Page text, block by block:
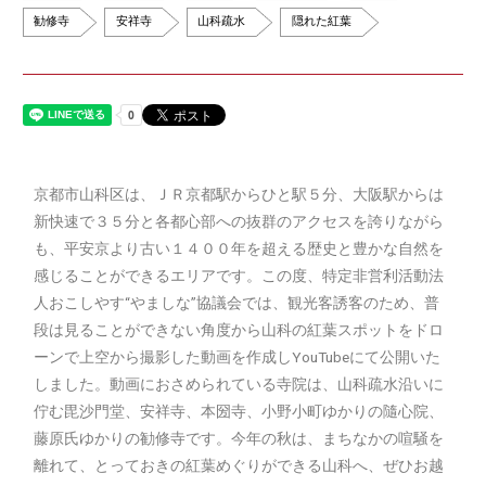
勧修寺 安祥寺 山科疏水 隠れた紅葉
京都市山科区は、ＪＲ京都駅からひと駅５分、大阪駅からは
新快速で３５分と各都心部への抜群のアクセスを誇りながら
も、平安京より古い１４００年を超える歴史と豊かな自然を
感じることができるエリアです。この度、特定非営利活動法
人おこしやす“やましな”協議会では、観光客誘客のため、普
段は見ることができない角度から山科の紅葉スポットをドロ
ーンで上空から撮影した動画を作成しYouTubeにて公開いた
しました。動画におさめられている寺院は、山科疏水沿いに
佇む毘沙門堂、安祥寺、本圀寺、小野小町ゆかりの隨心院、
藤原氏ゆかりの勧修寺です。今年の秋は、まちなかの喧騒を
離れて、とっておきの紅葉めぐりができる山科へ、ぜひお越